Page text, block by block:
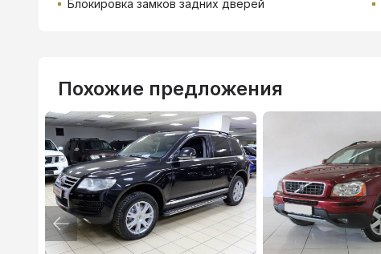
Блокировка замков задних дверей
Похожие предложения
ВТБ
3.9%